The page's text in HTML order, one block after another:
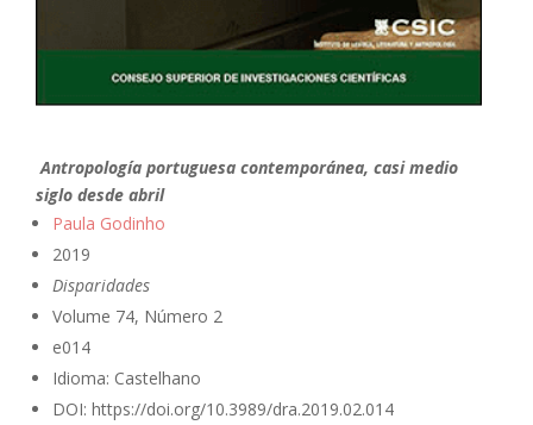
Antropología portuguesa contemporánea, casi medio
siglo desde abril
Paula Godinho
2019
Disparidades
Volume 74, Número 2
e014
Idioma: Castelhano
DOI: https://doi.org/10.3989/dra.2019.02.014